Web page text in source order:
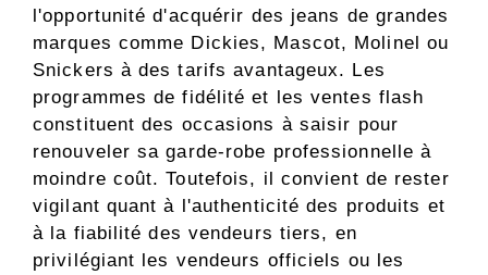
l'opportunité d'acquérir des jeans de grandes
marques comme Dickies, Mascot, Molinel ou
Snickers à des tarifs avantageux. Les
programmes de fidélité et les ventes flash
constituent des occasions à saisir pour
renouveler sa garde-robe professionnelle à
moindre coût. Toutefois, il convient de rester
vigilant quant à l'authenticité des produits et
à la fiabilité des vendeurs tiers, en
privilégiant les vendeurs officiels ou les